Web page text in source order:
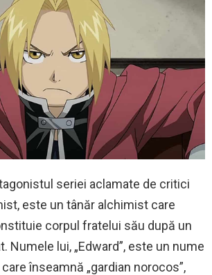
seriei aclamate de critici
este un tânăr alchimist care
corpul fratelui său după un
Numele lui, „Edward”, este un nume
înseamnă „gardian norocos”,